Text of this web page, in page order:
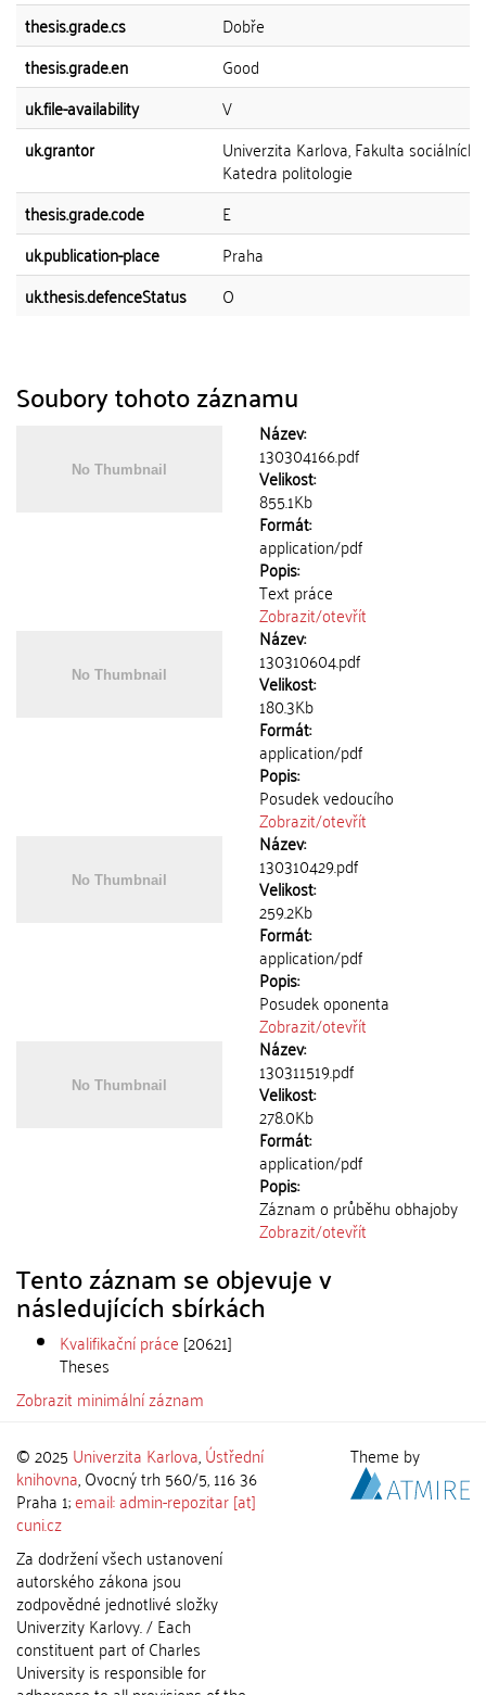
thesis.grade.cs
Dobře
thesis.grade.en
Good
uk.file-availability
V
uk.grantor
Univerzita Karlova, Fakulta sociálních
Katedra politologie
thesis.grade.code
E
uk.publication-place
Praha
uk.thesis.defenceStatus
O
Soubory tohoto záznamu
Název:
130304166.pdf
Velikost:
855.1Kb
Formát:
application/pdf
Popis:
Text práce
Zobrazit/otevřít
Název:
130310604.pdf
Velikost:
180.3Kb
Formát:
application/pdf
Popis:
Posudek vedoucího
Zobrazit/otevřít
Název:
130310429.pdf
Velikost:
259.2Kb
Formát:
application/pdf
Popis:
Posudek oponenta
Zobrazit/otevřít
Název:
130311519.pdf
Velikost:
278.0Kb
Formát:
application/pdf
Popis:
Záznam o průběhu obhajoby
Zobrazit/otevřít
Tento záznam se objevuje v
následujících sbírkách
Kvalifikační práce [20621]
Theses
Zobrazit minimální záznam
© 2025 Univerzita Karlova,Ústřední
knihovna, Ovocný trh 560/5, 116 36
Praha 1;email: admin-repozitar [at]
cuni.cz
Za dodržení všech ustanovení
autorského zákona jsou
zodpovědné jednotlivé složky
Univerzity Karlovy. / Each
constituent part of Charles
University is responsible for
Theme by